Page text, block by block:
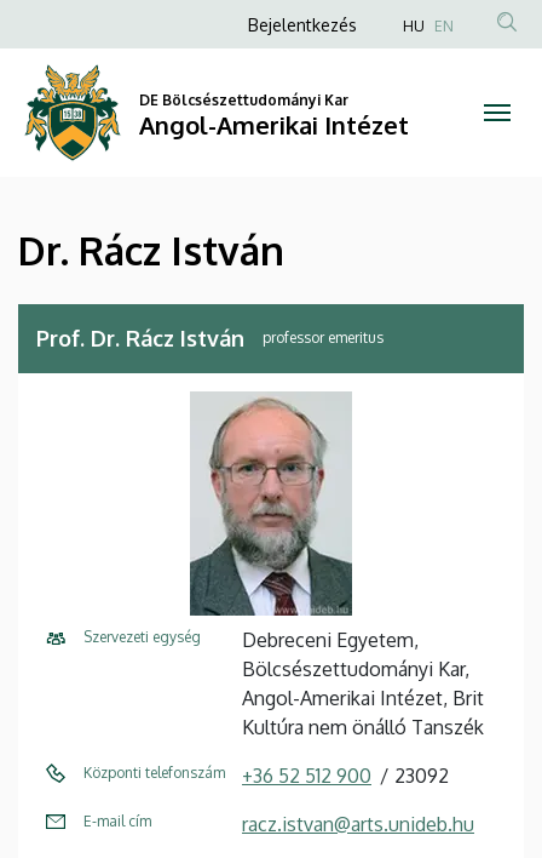
Rácz
István
Angol-
Amerikai
Intézet
a
tartalomra
Anonim
fiók
menüje
Bejelentkezés HU EN
DE Bölcsészettudományi Kar
Angol-Amerikai Intézet
Dr. Rácz István
Prof. Dr. Rácz István professor emeritus
Szervezeti egység
Debreceni Egyetem,
Bölcsészettudományi Kar,
Angol-Amerikai Intézet, Brit
Kultúra nem önálló Tanszék
Központi telefonszám +36 52 512 900 23092
E-mail cím racz.istvan@arts.unideb.hu